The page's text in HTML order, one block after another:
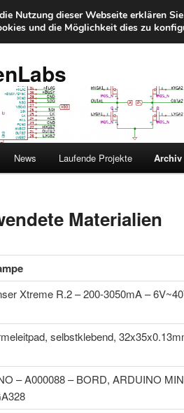
News Laufende Projekte Archiv
Materialien
Xtreme R.2 – 200-3050mA –
selbstklebend,
– A000088 – BORD, ARDUINO
Nutzung dieser Webseite erklären
und die Möglichkeit dies zu